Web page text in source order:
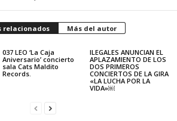
relacionados Más del autor
037 LEO ‘La Caja
Aniversario’ concierto
sala Cats Maldito
Records.
ILEGALES ANUNCIAN EL
APLAZAMIENTO DE LOS
DOS PRIMEROS
CONCIERTOS DE LA GIRA
«LA LUCHA POR LA
VIDA»￼